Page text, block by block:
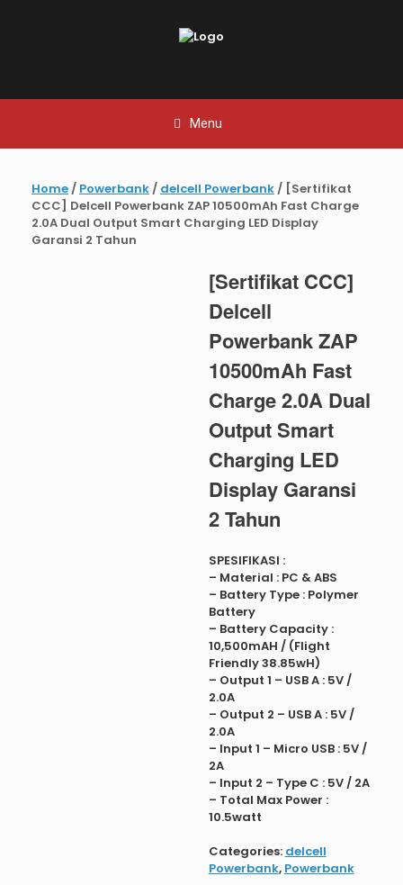
Menu
Home/ Powerbank/ delcell Powerbank/ [Sertifikat
CCC] Delcell Powerbank ZAP 10500mAh Fast Charge
2.0A Dual Output Smart Charging LED Display
Garansi 2 Tahun
[Sertifikat CCC]
Delcell
Powerbank ZAP
10500mAh Fast
Charge 2.0A Dual
Output Smart
Charging LED
Display Garansi
2 Tahun
SPESIFIKASI :
– Material : PC & ABS
– Battery Type : Polymer
Battery
– Battery Capacity :
10,500mAH / (Flight
Friendly 38.85wH)
– Output 1 – USB A : 5V /
2.0A
– Output 2 – USB A : 5V /
2.0A
– Input 1 – Micro USB : 5V /
2A
– Input 2 – Type C : 5V / 2A
– Total Max Power :
10.5watt
Categories: delcell
Powerbank, Powerbank